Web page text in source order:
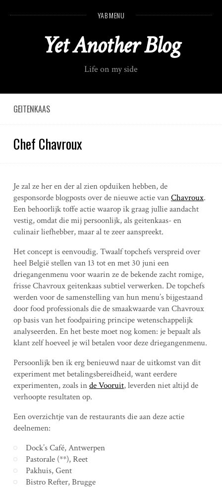
n
YAB MENU
Yet Another Blog
Life on my side
GEITENKAAS
Chef Chavroux
Je zal ze her en der al zien opduiken hebben, de
gesponsorde blogposts over de nieuwe actie vanChavroux.
Een behoorlijk toffe actie waarop ik graag jullie aandacht
vestig, omdat die mij persoonlijk, als geitenkaas- en
culinair liefhebber, maar al te zeer aanspreekt.
Het concept is eenvoudig. Twaalf topchefs verspreid over
heel België stellen van 13 tot en met 30 juni een
driegangenmenu voor waarin ze de bekende zacht romige,
frisse Chavroux geitenkaas subtiel verwerken. De topchefs
werden voor de samenstelling van hun menu’s bijgestaand
door food professionals die de smaakwaarde van Chavroux
op basis van het foodpairing principe wetenschappelijk
analyseerden. En het beste moet nog komen: je bepaalt als
klant zelf hoeveel je wil betalen voor deze driegangenmenu.
Persoonlijk ben ik erg benieuwd naar de uitkomst van dit
experiment met betalingsbereidheid, want eerdere
experimenten, zoals inde Vooruit, leverden niet altijd de
verhoopte resultaten op.
Een overzichtje van de restaurants die aan deze actie
deelnemen:
Dock’s Café, Antwerpen
Pastorale (**), Reet
Pakhuis, Gent
Bistro Refter, Brugge